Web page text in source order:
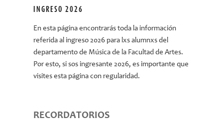
INGRESO 2026
En esta página encontrarás toda la información
referida al ingreso 2026 para lxs alumnxs del
departamento de Música de la Facultad de Artes.
Por esto, si sos ingresante 2026, es importante que
visites esta página con regularidad.
RECORDATORIOS